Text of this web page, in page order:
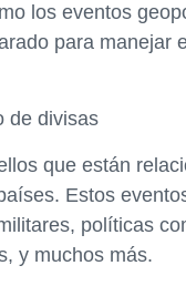
los eventos
para manejar
de divisas
que están
Estos
políticas
y muchos más.